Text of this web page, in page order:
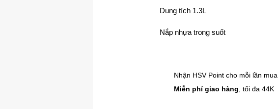
Dung tích 1.3L
Nắp nhựa trong suốt
Nhận HSV Point cho mỗi lần mua
Miễn phí giao hàng, tối đa 44K